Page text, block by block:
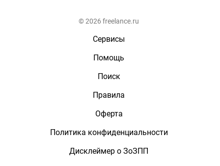
© 2026 freelance.ru
Сервисы
Помощь
Поиск
Правила
Оферта
Политика конфиденциальности
Дисклеймер о ЗоЗПП